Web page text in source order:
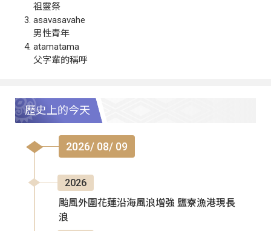
祖靈祭
asavasavahe
男性青年
atamatama
父字輩的稱呼
歷史上的今天
2026/ 08/ 09
2026
颱風外圍花蓮沿海風浪增強 鹽寮漁港現長
浪